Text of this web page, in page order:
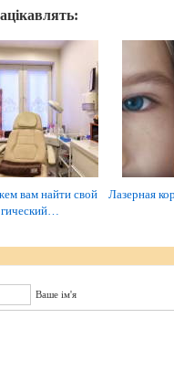
вам найти свой
Лазерная
Ваше ім'я